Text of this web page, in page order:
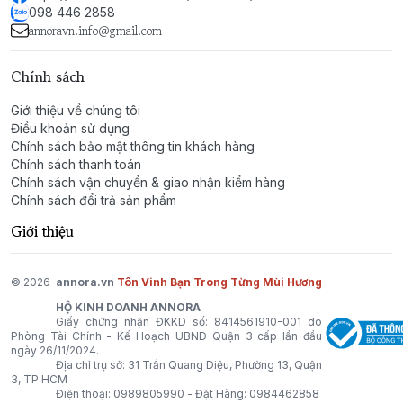
mùa thu và đông, thích hợp cho cả nam và nữ, mang
lại cảm giác ấm cúng và khác biệt.
098 446 2858
annoravn.info@gmail.com
Chính sách
Giới thiệu về chúng tôi
Điều khoản sử dụng
Chính sách bảo mật thông tin khách hàng
Chính sách thanh toán
Chính sách vận chuyển & giao nhận kiểm hàng
Chính sách đổi trả sản phẩm
Giới thiệu
© 2026 annora.vn Tôn Vinh Bạn Trong Từng Mùi Hương
HỘ KINH DOANH ANNORA
Giấy chứng nhận ĐKKD số: 8414561910-001 do
Phòng Tài Chính - Kế Hoạch UBND Quận 3 cấp lần đầu
ngày 26/11/2024.
Địa chỉ trụ sở: 31 Trần Quang Diệu, Phường 13, Quận
3, TP HCM
Điện thoại: 0989805990 - Đặt Hàng: 0984462858